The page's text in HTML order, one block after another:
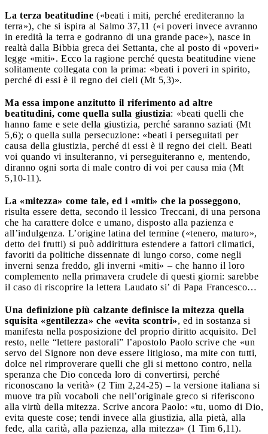
La terza beatitudine («beati i miti, perché erediteranno la
terra»), che si ispira al Salmo 37,11 («i poveri invece avranno
in eredità la terra e godranno di una grande pace»), nasce in
realtà dalla Bibbia greca dei Settanta, che al posto di «poveri»
legge «miti». Ecco la ragione perché questa beatitudine viene
solitamente collegata con la prima: «beati i poveri in spirito,
perché di essi è il regno dei cieli (Mt 5,3)».
Ma essa impone anzitutto il riferimento ad altre
beatitudini, come quella sulla giustizia: «beati quelli che
hanno fame e sete della giustizia, perché saranno saziati (Mt
5,6); o quella sulla persecuzione: «beati i perseguitati per
causa della giustizia, perché di essi è il regno dei cieli. Beati
voi quando vi insulteranno, vi perseguiteranno e, mentendo,
diranno ogni sorta di male contro di voi per causa mia (Mt
5,10-11).
La «mitezza» come tale, ed i «miti» che la posseggono,
risulta essere detta, secondo il lessico Treccani, di una persona
che ha carattere dolce e umano, disposto alla pazienza e
all’indulgenza. L’origine latina del termine («tenero, maturo»,
detto dei frutti) si può addirittura estendere a fattori climatici,
favoriti da politiche dissennate di lungo corso, come negli
inverni senza freddo, gli inverni «miti» – che hanno il loro
complemento nella primavera crudele di questi giorni: sarebbe
il caso di riscoprire la lettera Laudato si’ di Papa Francesco…
Una definizione più calzante definisce la mitezza quella
squisita «gentilezza» che «evita scontri», ed in sostanza si
manifesta nella posposizione del proprio diritto acquisito. Del
resto, nelle “lettere pastorali” l’apostolo Paolo scrive che «un
servo del Signore non deve essere litigioso, ma mite con tutti,
dolce nel rimproverare quelli che gli si mettono contro, nella
speranza che Dio conceda loro di convertirsi, perché
riconoscano la verità» (2 Tim 2,24-25) – la versione italiana si
muove tra più vocaboli che nell’originale greco si riferiscono
alla virtù della mitezza. Scrive ancora Paolo: «tu, uomo di Dio,
evita queste cose; tendi invece alla giustizia, alla pietà, alla
fede, alla carità, alla pazienza, alla mitezza» (1 Tim 6,11).